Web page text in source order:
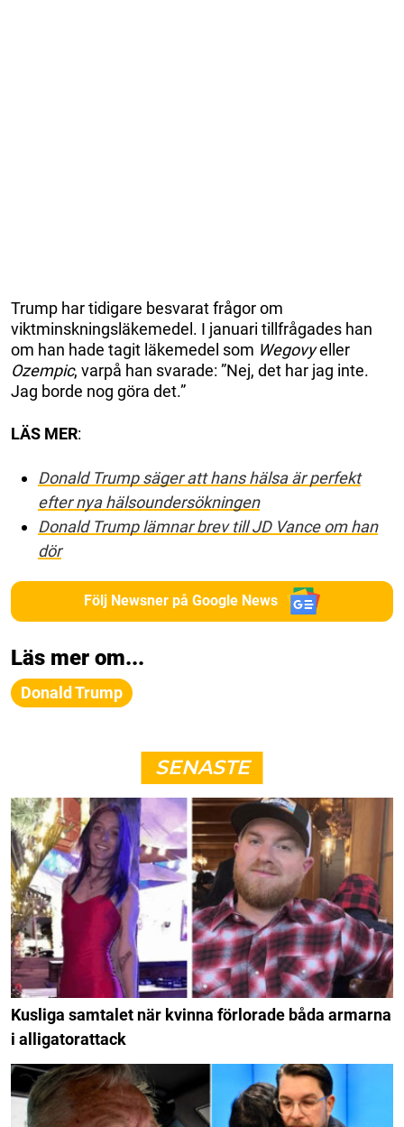
Trump har tidigare besvarat frågor om
viktminskningsläkemedel. I januari tillfrågades han
om han hade tagit läkemedel som Wegovyeller
Ozempic, varpå han svarade: ”Nej, det har jag inte.
Jag borde nog göra det.”
LÄS MER:
Donald Trump säger att hans hälsa är perfekt
efter nya hälsoundersökningen
Donald Trump lämnar brev till JD Vance om han
dör
Följ Newsner på Google News
Läs mer om...
Donald Trump
SENASTE
Kusliga samtalet när kvinna förlorade båda armarna
i alligatorattack